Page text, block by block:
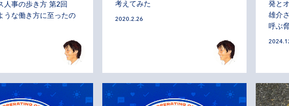
人事の歩き方 第2回
うな働き方に至ったの
考えてみた
2020.2.26
発と
雄介
呼ぶ